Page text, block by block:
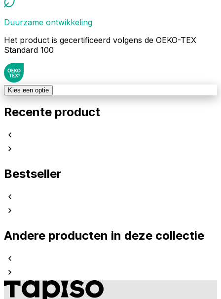
Duurzame ontwikkeling
Het product is gecertificeerd volgens de OEKO-TEX
Standard 100
Kies een optie
Recente product
Bestseller
Andere producten in deze collectie